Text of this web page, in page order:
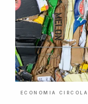
ECONOMIA